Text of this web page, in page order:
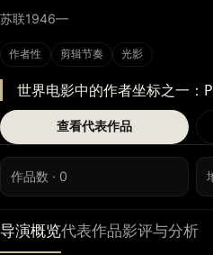
苏联1946—
作者性 剪辑节奏 光影
世界电影中的作者坐标之一：
查看代表作品
作品数 · 0
导演概览代表作品影评与分析